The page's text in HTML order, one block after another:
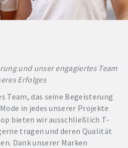
und unser engagiertes Team
Erfolges
Team, das seine Begeisterung
in jedes unserer Projekte
bieten wir ausschließlich T-
tragen und deren Qualität
Dank unserer Marken